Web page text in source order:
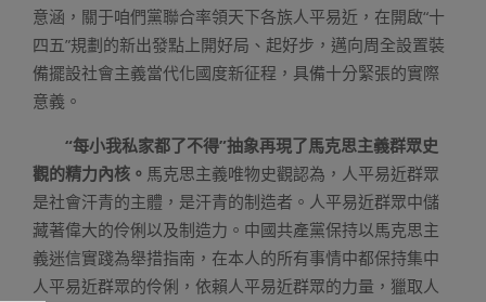
意涵，關于咱們黨聯合率領天下各族人平易近，在開啟“十
四五”規劃的新出發點上開好局、起好步，邁向周全設置裝
備擺設社會主義當代化國度新征程，具備十分緊張的實際
意義。
“每小我私家都了不得”抽象再現了馬克思主義群眾史
觀的精力內核。 馬克思主義唯物史觀認為，人平易近群眾
是社會汗青的主體，是汗青的制造者。人平易近群眾中儲
藏著偉大的伶俐以及制造力。中國共產黨保持以馬克思主
義迷信實踐為舉措指南，在本人的所有事情中都保持集中
人平易近群眾的伶俐，依賴人平易近群眾的力量，獵取人